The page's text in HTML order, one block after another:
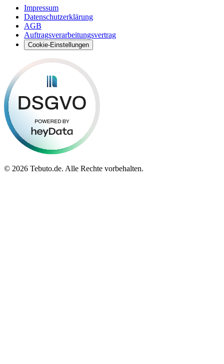
Impressum
Datenschutzerklärung
AGB
Auftragsverarbeitungsvertrag
Cookie-Einstellungen
© 2026 Tebuto.de. Alle Rechte vorbehalten.